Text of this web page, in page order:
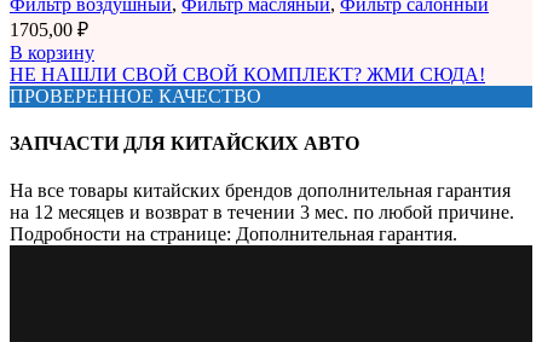
1705,00 ₽
В корзину
НЕ НАШЛИ СВОЙ СВОЙ КОМПЛЕКТ? ЖМИ СЮДА!
ПРОВЕРЕННОЕ КАЧЕСТВО
ЗАПЧАСТИ ДЛЯ КИТАЙСКИХ АВТО
На все товары китайских брендов дополнительная гарантия
на 12 месяцев и возврат в течении 3 мес. по любой причине.
Подробности на странице: Дополнительная гарантия.